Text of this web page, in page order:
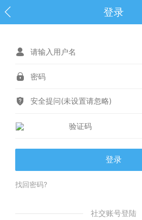
登录
安全提问(未设置请忽略)
登录
找回密码?
社交账号登陆